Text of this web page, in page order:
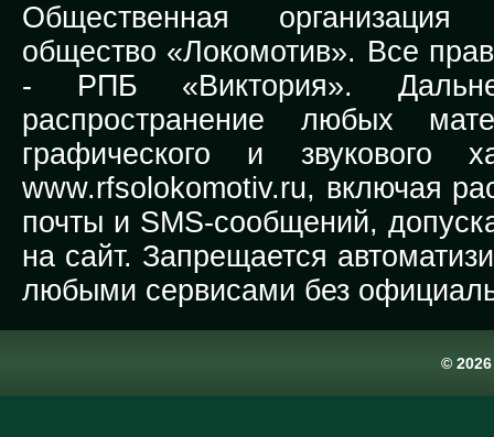
Общественная организация
общество «Локомотив». Все
- РПБ «Виктория».
распространение любых
графического и звукового
www.rfsolokomotiv.ru, включая
почты и SMS-сообщений,
на сайт. Запрещается
любыми сервисами без
©